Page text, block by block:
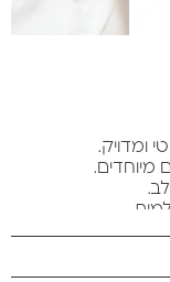
ומדויק.
מיוחדים.